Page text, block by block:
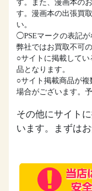
す。また、漫画本の
す。漫画本の出張買
い。
◯PSEマークの表記が
弊社ではお買取不可
○サイトに掲載して
品となります。
○サイト掲載商品が複
場合がございます。
その他にサイト
います。まずは